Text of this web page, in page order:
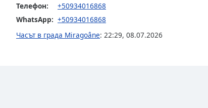
Background
Color
Телефон:
+50934016868
WhatsApp: +50934016868
Часът в града Miragoâne: 22:29, 08.07.2026